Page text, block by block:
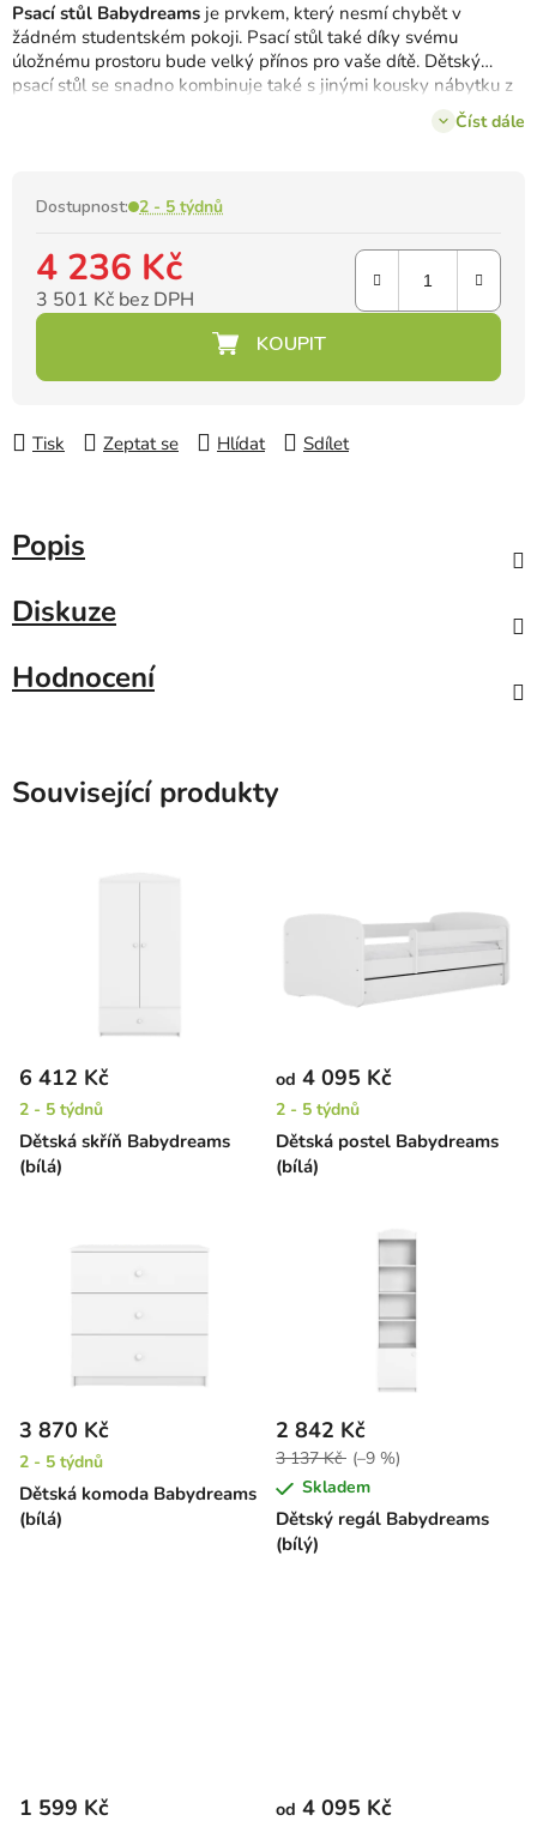
Psací stůl Babydreams je prvkem, který nesmí chybět v
žádném studentském pokoji. Psací stůl také díky svému
úložnému prostoru bude velký přínos pro vaše dítě. Dětský
psací stůl se snadno kombinuje také s jinými kousky nábytku z
Číst dále
Dostupnost: 2 - 5 týdnů
4 236 Kč
3 501 Kč bez DPH
Tisk Zeptat se Hlídat Sdílet
Popis
Diskuze
Hodnocení
Související produkty
Dětská skříň Babydreams
(bílá)
6 412 Kč
2 - 5 týdnů
Dětská postel Babydreams
(bílá)
od 4 095 Kč
2 - 5 týdnů
Dětská komoda Babydreams
(bílá)
3 870 Kč
2 - 5 týdnů
Dětský regál Babydreams
(bílý)
2 842 Kč
3 137 Kč (–9 %)
Skladem
1 599 Kč od 4 095 Kč